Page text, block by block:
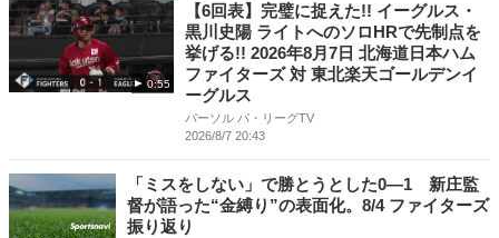
0:55
【6回表】完璧に捉えた!! イーグルス・
黒川史陽 ライトへのソロHRで先制点を
挙げる!! 2026年8月7日 北海道日本ハム
ファイターズ 対 東北楽天ゴールデンイ
ーグルス
パーソル パ・リーグTV
2026/8/7 20:43
「ミスをしない」で勝とうとした0―1 新庄監
督が語った“金縛り”の表面化。8/4 ファイターズ
振り返り